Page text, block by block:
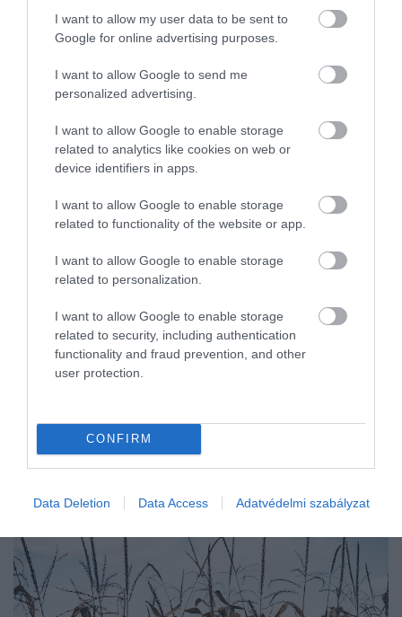
I want to allow my user data to be sent to
Google for online advertising purposes.
I want to allow Google to send me
personalized advertising.
I want to allow Google to enable storage
related to analytics like cookies on web or
device identifiers in apps.
I want to allow Google to enable storage
related to functionality of the website or app.
I want to allow Google to enable storage
related to personalization.
I want to allow Google to enable storage
related to security, including authentication
functionality and fraud prevention, and other
user protection.
CONFIRM
Data Deletion Data Access Adatvédelmi szabályzat
Itt a sáskaveszély: Hat növényvédő szer kapott
engedélyt
A sáskák tömeges felszaporodása miatt a Nébih hat növényvédő
szer szükséghelyzeti felhasználását engedélyezte. Az intézkedés a